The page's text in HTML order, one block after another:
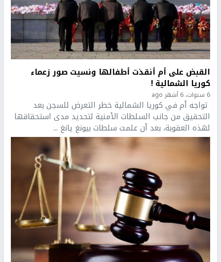
القبض على أم أنقذت أطفالها ونسيت صور زعماء
كوريا الشمالية !
6 سنوات، 6 أشهر ago
تواجه أم في كوريا الشمالية خطر التعرض للسجن بعد
التحقيق من جانب السلطات الأمنية لتحديد مدى استحقاقها
لهذه العقوبة، بعد أن علمت سلطات بيونغ يانغ ...